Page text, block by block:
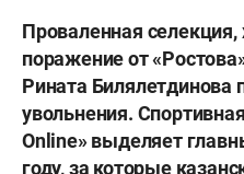
Проваленная селекция,
поражение от
Рината Билялетдинова
увольнения.
Online» выделяет
году, за которые